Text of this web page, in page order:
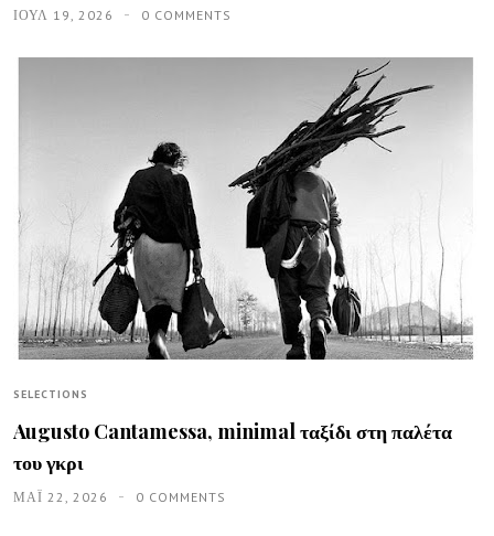
ΙΟΥΛ 19, 2026 0 COMMENTS
SELECTIONS
Augusto Cantamessa, minimal ταξίδι στη παλέτα
του γκρι
ΜΑΪ́ 22, 2026 0 COMMENTS